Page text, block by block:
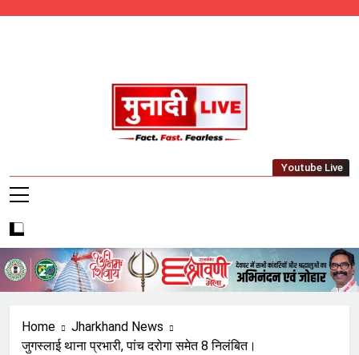
Munadi Live – Jharkhand's Leading Local
Youtube Live
Home
Jharkhand News
जुगस्लाई थाना प्रभारी, पांच दरोगा समेत 8 निलंबित।